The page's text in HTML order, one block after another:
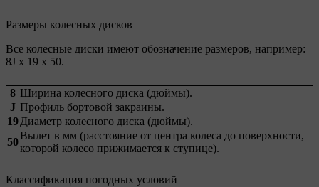
Размеры колесных дисков
Все колесные диски имеют обозначение размеров, например:
8J x 19 x 50.
8 Ширина колесного диска (дюймы).
J Профиль бортовой закраины.
19 Диаметр колесного диска (дюймы).
50
Вылет в мм (расстояние от центра колеса до поверхности,
которой колесо прижимается к ступице).
Классификация погодных условий